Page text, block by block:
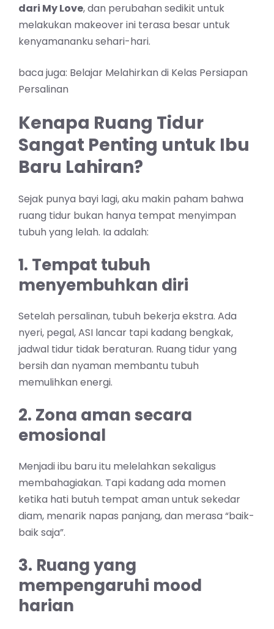
dari My Love, dan perubahan sedikit untuk
melakukan makeover ini terasa besar untuk
kenyamananku sehari-hari.
baca juga: Belajar Melahirkan di Kelas Persiapan
Persalinan
Kenapa Ruang Tidur
Sangat Penting untuk Ibu
Baru Lahiran?
Sejak punya bayi lagi, aku makin paham bahwa
ruang tidur bukan hanya tempat menyimpan
tubuh yang lelah. Ia adalah:
1. Tempat tubuh
menyembuhkan diri
Setelah persalinan, tubuh bekerja ekstra. Ada
nyeri, pegal, ASI lancar tapi kadang bengkak,
jadwal tidur tidak beraturan. Ruang tidur yang
bersih dan nyaman membantu tubuh
memulihkan energi.
2. Zona aman secara
emosional
Menjadi ibu baru itu melelahkan sekaligus
membahagiakan. Tapi kadang ada momen
ketika hati butuh tempat aman untuk sekedar
diam, menarik napas panjang, dan merasa “baik-
baik saja”.
3. Ruang yang
mempengaruhi mood
harian